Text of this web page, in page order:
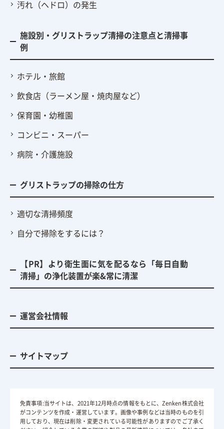
汚れ（ヘドロ）の発生
施設別・グリストラップ清掃の注意点と清掃事
例
ホテル・旅館
飲食店（ラーメン屋・焼肉屋など）
保育園・幼稚園
コンビニ・スーパー
病院・介護施設
グリストラップの掃除の仕方
適切な清掃頻度
自分で掃除をするには？
【PR】より衛生面に気を配るなら「毎日自動
清掃」の浄化装置が楽&常に清潔
運営会社情報
サイトマップ
免責事項:当サイトは、2021年12月時点の情報をもとに、Zenken株式会社
がコンテンツを作成・運営しています。画像や事例などは当時のものを引
用しており、現在は削除・変更されている可能性がありますのでご了承く